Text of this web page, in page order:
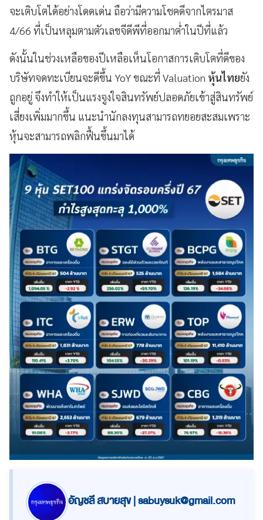
จะเติบโตได้อย่างโดดเด่น ถือว่ามีความโชคดีจากไตรมาส
4/66 ที่เป็นหลุมตามตัวเลขจีดีพีที่ออกมาต่ำในปีที่แล้ว
ดังนั้นในช่วงเหลือของปีเหลือเห็นโอกาสการเติบโตที่ดีของ
บริษัทจดทะเบียนจะดีขึ้น YoY ขณะที่ Valuation หุ้นไทยยัง
ถูกอยู่ จึงทำให้เป็นแรงจูงใจสินทรัพย์ปลอดภัยเข้าสู่สินทรัพย์
เสี่ยงเพิ่มมากขึ้น แนะนำนักลงทุนสามารถทยอยสะสมเพราะ
หุ้นจะสามารถพลิกฟื้นขึ้นมาได้
อัญชลี สบายสุข |sabuysuk@gmail.com